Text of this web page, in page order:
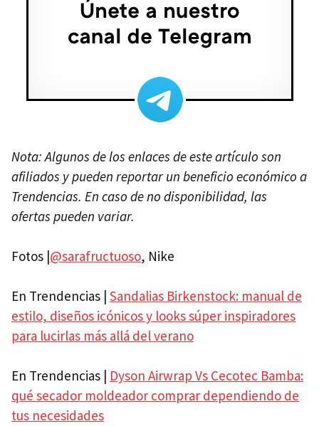
Nota: Algunos de los enlaces de este artículo son
afiliados y pueden reportar un beneficio económico a
Trendencias. En caso de no disponibilidad, las
ofertas pueden variar.
Fotos | @sarafructuoso, Nike
En Trendencias | Sandalias Birkenstock: manual de
estilo, diseños icónicos y looks súper inspiradores
para lucirlas más allá del verano
En Trendencias | Dyson Airwrap Vs Cecotec Bamba:
qué secador moldeador comprar dependiendo de
tus necesidades